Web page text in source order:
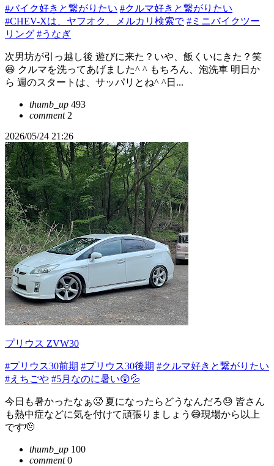
#バイク好きと繋がりたい #クルマ好きと繋がりたい
#CHEV-Xは、ヤフオク、メルカリ検索で #ミニバイクツー
リング #うなぎ
次男坊が引っ越し後 遊びに来た？いや、飯くいにきた？笑
😆 クルマを洗ってあげました^ ^ もちろん、泡洗車 明日か
ら 週のスタートは、サッパリとね^ ^日...
thumb_up 493
comment2
2026/05/24 21:26
プリウス ZVW30
#プリウス30前期 #プリウス30後期 #クルマ好きと繋がりたい
#えちごや #5月なのに暑い😲💦
今日も暑かったなぁ🥵 夏になったらどうなんだろ😓 皆さん
も熱中症などに気を付けて頑張りましょう😅現場から以上
です🫡
thumb_up 100
comment0